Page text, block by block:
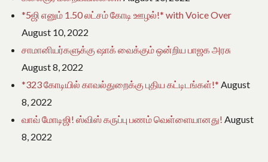
*5ஜி எனும் 1.50 லட்சம் கோடி ஊழல்!* with Voice Over
August 10, 2022
சாமானியர்களுக்கு ஷாக் வைக்கும் ஒன்றிய பாஜக அரசு
August 8, 2022
*323 கோடியில் காவல்துறைக்கு புதிய கட்டிடங்கள்!* August
8, 2022
வாவ் மோடிஜி! ஸ்விஸ் கருப்பு பணம் வெள்ளையானது! August
8, 2022